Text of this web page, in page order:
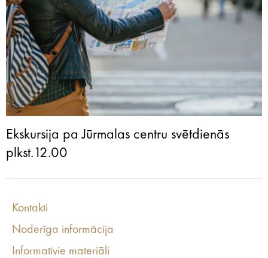
Ekskursija pa Jūrmalas centru svētdienās
plkst.12.00
Kontakti
Noderīga informācija
Informatīvie materiāli